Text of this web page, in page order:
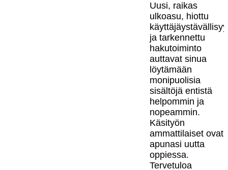
Uusi, raikas
ulkoasu, hiottu
ja tarkennettu
hakutoiminto
auttavat sinua
löytämään
monipuolisia
sisältöjä entistä
helpommin ja
nopeammin.
Käsityön
ammattilaiset ovat
apunasi uutta
oppiessa.
Tervetuloa